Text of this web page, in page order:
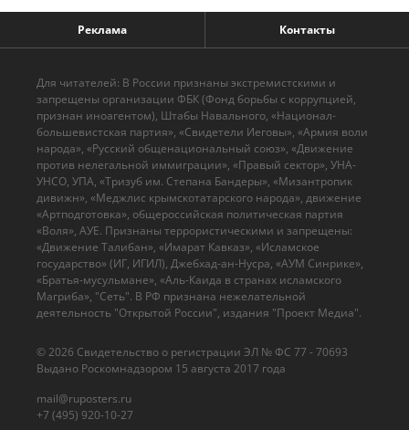
Реклама Контакты
© 2026 Cвидетельство о регистрации ЭЛ № ФС 77 - 70693
Выдано Роскомнадзором 15 августа 2017 года
mail@ruposters.ru
+7 (495) 920-10-27
Для читателей: В России признаны экстремистскими и
запрещены организации ФБК (Фонд борьбы с коррупцией,
признан иноагентом), Штабы Навального, «Национал-
большевистская партия», «Свидетели Иеговы», «Армия воли
народа», «Русский общенациональный союз», «Движение
против нелегальной иммиграции», «Правый сектор», УНА-
УНСО, УПА, «Тризуб им. Степана Бандеры», «Мизантропик
дивижн», «Меджлис крымскотатарского народа», движение
«Артподготовка», общероссийская политическая партия
«Воля», АУЕ. Признаны террористическими и запрещены:
«Движение Талибан», «Имарат Кавказ», «Исламское
государство» (ИГ, ИГИЛ), Джебхад-ан-Нусра, «АУМ Синрике»,
«Братья-мусульмане», «Аль-Каида в странах исламского
Магриба», "Сеть". В РФ признана нежелательной
деятельность "Открытой России", издания "Проект Медиа".